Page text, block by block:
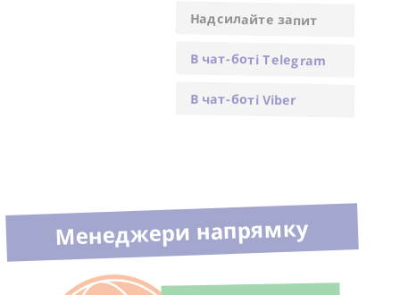
Надсилайте запит
В чат-боті Telegram
В чат-боті Viber
Менеджери напрямку